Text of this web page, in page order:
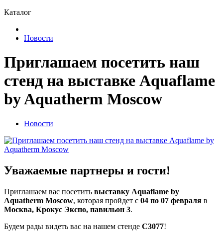
Каталог
Новости
Приглашаем посетить наш
стенд на выставке Aquaflame
by Aquatherm Moscow
Новости
Уважаемые партнеры и гости!
Приглашаем вас посетить выставку Aquaflame by
Aquatherm Moscow, которая пройдет с 04 по 07 февраля в
Москва, Крокус Экспо, павильон 3.
Будем рады видеть вас на нашем стенде С3077!